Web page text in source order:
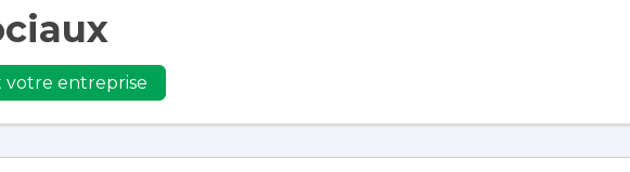
votre entreprise